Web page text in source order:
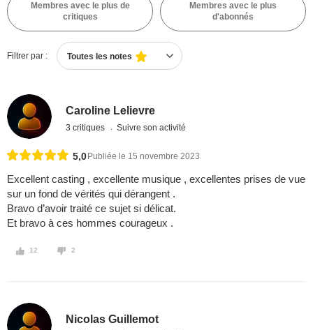
Membres avec le plus de
critiques
Membres avec le plus
d'abonnés
Filtrer par : Toutes les notes
Caroline Lelievre
3 critiques Suivre son activité
5,0 Publiée le 15 novembre 2023
Excellent casting , excellente musique , excellentes prises de vue
sur un fond de vérités qui dérangent .
Bravo d’avoir traité ce sujet si délicat.
Et bravo à ces hommes courageux .
12 2
Nicolas Guillemot